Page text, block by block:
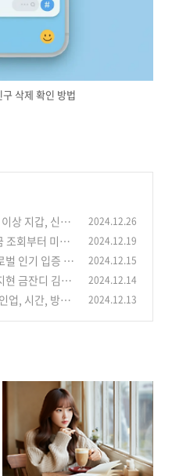
삭제 확인 방법
상 지갑, 신분
2024.12.26
조회부터 미리
2024.12.19
벌 인기 입증 2024.12.15
현 금잔디 김희
탁 이찬원 티
2024.12.14
업, 시간, 방청
2024.12.13